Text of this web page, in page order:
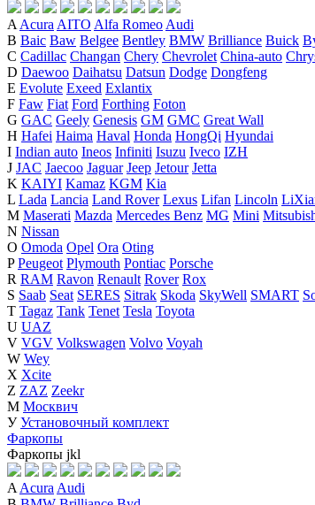
AAcuraAITO Alfa RomeoAudi
B Baic Baw Belgee Bentley BMW Brilliance Buick
C Cadillac Changan Chery Chevrolet China-auto
D Daewoo Daihatsu Datsun Dodge Dongfeng
E Evolute Exeed Exlantix
F Faw Fiat Ford Forthing Foton
G GAC Geely Genesis GM GMC Great Wall
H Hafei Haima Haval Honda HongQi Hyundai
I Indian auto Ineos Infiniti Isuzu Iveco IZH
J JAC Jaecoo Jaguar Jeep Jetour Jetta
K KAIYI Kamaz KGM Kia
L Lada Lancia Land Rover Lexus Lifan Lincoln
M Maserati Mazda Mercedes Benz MG Mini
N Nissan
O Omoda Opel Ora Oting
P Peugeot Plymouth Pontiac Porsche
R RAM Ravon Renault Rover Rox
S Saab Seat SERES Sitrak Skoda SkyWell SMART
T Tagaz Tank Tenet Tesla Toyota
U UAZ
V VGV Volkswagen Volvo Voyah
W Wey
X Xcite
Z ZAZ Zeekr
М Москвич
У Установочный комплект
Фаркопы
Фаркопы jkl
AAcuraAudi